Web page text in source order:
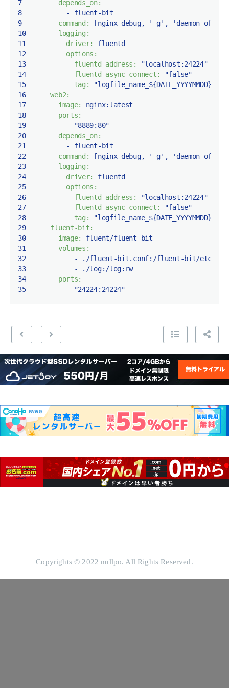
7
8
9
10
11
12
13
14
15
16
17
18
19
20
21
22
23
24
25
26
27
28
29
30
31
32
33
34
35
depends_on:
-
fluent-bit
command:
[nginx-debug, '-g' , 'daemon off;'
logging:
driver:
fluentd
options:
fluentd-address:
"localhost:24224"
fluentd-async-connect:
"false"
tag:
web2:
image:
nginx:latest
ports:
-
"8889:80"
depends_on:
-
fluent-bit
command:
[nginx-debug, '-g' , 'daemon off;'
logging:
driver:
fluentd
options:
fluentd-address:
"localhost:24224"
fluentd-async-connect:
"false"
tag:
fluent-bit:
image:
fluent/fluent-bit
volumes:
-
./fluent-bit.conf:/fluent-bit/etc/
-
./log:/log:rw
ports:
-
"24224:24224"
Copyrights © 2022 nullpo. All Rights Reserved.